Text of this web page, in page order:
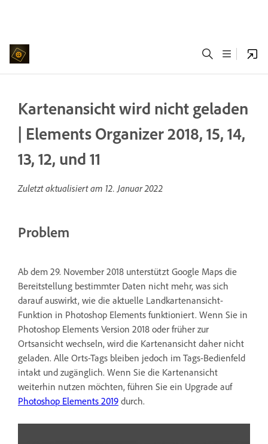
Kartenansicht wird nicht geladen
| Elements Organizer 2018, 15, 14,
13, 12, und 11
Zuletzt aktualisiert am 12. Januar 2022
Problem
Ab dem 29. November 2018 unterstützt Google Maps die
Bereitstellung bestimmter Daten nicht mehr, was sich
darauf auswirkt, wie die aktuelle Landkartenansicht-
Funktion in Photoshop Elements funktioniert. Wenn Sie in
Photoshop Elements Version 2018 oder früher zur
Ortsansicht wechseln, wird die Kartenansicht daher nicht
geladen. Alle Orts-Tags bleiben jedoch im Tags-Bedienfeld
intakt und zugänglich. Wenn Sie die Kartenansicht
weiterhin nutzen möchten, führen Sie ein Upgrade auf
Photoshop Elements 2019 durch.